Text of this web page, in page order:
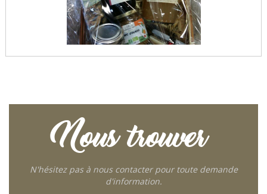
Nous trouver
N'hésitez pas à nous contacter pour toute demande
d'information.